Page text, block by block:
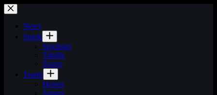
Zum
Inhalt
springenNews
Spiele
Spielplan
Tabelle
Scorer
Teams
Herren
Juniors